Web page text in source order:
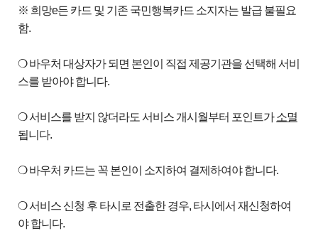
※ 희망e든 카드 및 기존 국민행복카드 소지자는 발급 불필요
함.
❍ 바우처 대상자가 되면 본인이 직접 제공기관을 선택해 서비
스를 받아야 합니다.
❍ 서비스를 받지 않더라도 서비스 개시월부터 포인트가소멸
됩니다.
❍ 바우처 카드는 꼭 본인이 소지하여 결제하여야 합니다.
❍ 서비스 신청 후 타시로 전출한 경우, 타시에서 재신청하여
야 합니다.